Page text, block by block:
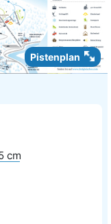
Pistenplan
cm